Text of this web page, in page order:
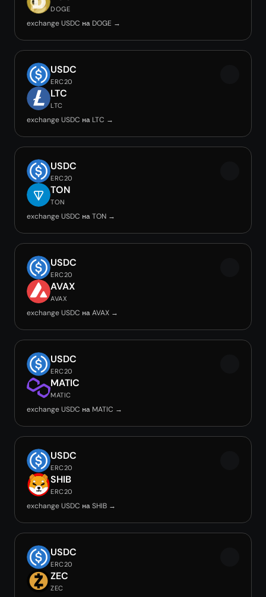
DOGE
exchange USDC на DOGE →
USDC
ERC20
LTC
LTC
exchange USDC на LTC →
USDC
ERC20
TON
TON
exchange USDC на TON →
USDC
ERC20
AVAX
AVAX
exchange USDC на AVAX →
USDC
ERC20
MATIC
MATIC
exchange USDC на MATIC →
USDC
ERC20
SHIB
ERC20
exchange USDC на SHIB →
USDC
ERC20
ZEC
ZEC